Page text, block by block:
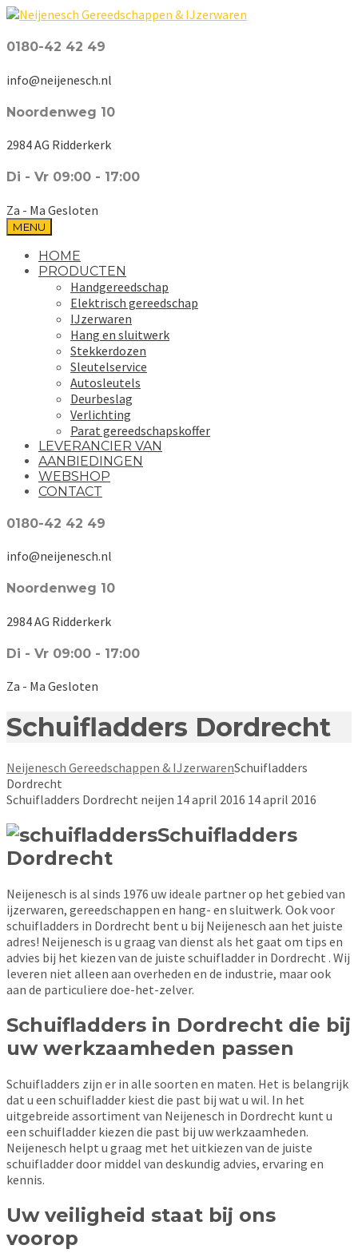
0180-42 42 49
info@neijenesch.nl
Noordenweg 10
2984 AG Ridderkerk
Di - Vr 09:00 - 17:00
Za - Ma Gesloten
MENU
HOME
PRODUCTEN
Handgereedschap
Elektrisch gereedschap
IJzerwaren
Hang en sluitwerk
Stekkerdozen
Sleutelservice
Autosleutels
Deurbeslag
Verlichting
Parat gereedschapskoffer
LEVERANCIER VAN
AANBIEDINGEN
WEBSHOP
CONTACT
0180-42 42 49
info@neijenesch.nl
Noordenweg 10
2984 AG Ridderkerk
Di - Vr 09:00 - 17:00
Za - Ma Gesloten
Schuifladders Dordrecht
Neijenesch Gereedschappen & IJzerwarenSchuifladders
Dordrecht
Schuifladders Dordrecht neijen 14 april 2016 14 april 2016
Schuifladders
Dordrecht
Neijenesch is al sinds 1976 uw ideale partner op het gebied van
ijzerwaren, gereedschappen en hang- en sluitwerk. Ook voor
schuifladders in Dordrecht bent u bij Neijenesch aan het juiste
adres! Neijenesch is u graag van dienst als het gaat om tips en
advies bij het kiezen van de juiste schuifladder in Dordrecht . Wij
leveren niet alleen aan overheden en de industrie, maar ook
aan de particuliere doe-het-zelver.
Schuifladders in Dordrecht die bij
uw werkzaamheden passen
Schuifladders zijn er in alle soorten en maten. Het is belangrijk
dat u een schuifladder kiest die past bij wat u wil. In het
uitgebreide assortiment van Neijenesch in Dordrecht kunt u
een schuifladder kiezen die past bij uw werkzaamheden.
Neijenesch helpt u graag met het uitkiezen van de juiste
schuifladder door middel van deskundig advies, ervaring en
kennis.
Uw veiligheid staat bij ons
voorop